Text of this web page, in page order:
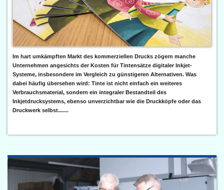
Im hart umkämpften Markt des kommerziellen Drucks zögern manche
Unternehmen angesichts der Kosten für Tintensätze digitaler Inkjet-
Systeme, insbesondere im Vergleich zu günstigeren Alternativen. Was
dabei häufig übersehen wird: Tinte ist nicht einfach ein weiteres
Verbrauchsmaterial, sondern ein integraler Bestandteil des
Inkjetdrucksystems, ebenso unverzichtbar wie die Druckköpfe oder das
Druckwerk selbst.......